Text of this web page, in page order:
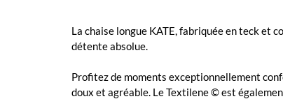
La chaise longue KATE, fabriquée en teck et
détente absolue.
Profitez de moments exceptionnellement
doux et agréable. Le Textilene © est